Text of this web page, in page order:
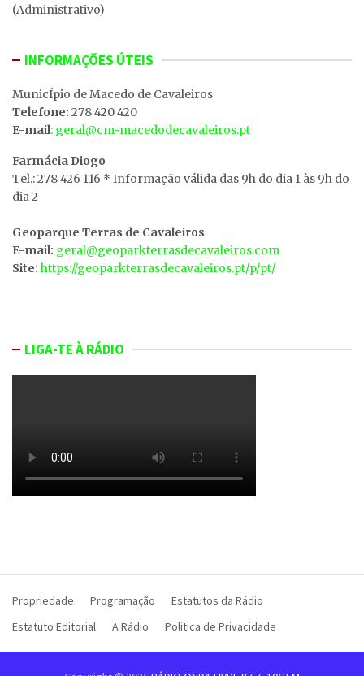
(Administrativo)
INFORMAÇÕES ÚTEIS
MunicÍpio de Macedo de Cavaleiros
Telefone: 278 420 420
E-mail: geral@cm-macedodecavaleiros.pt
Farmácia Diogo
Tel.: 278 426 116 * Informação válida das 9h do dia 1 às 9h do
dia 2
Geoparque Terras de Cavaleiros
E-mail: geral@geoparkterrasdecavaleiros.com
Site: https://geoparkterrasdecavaleiros.pt/p/pt/
LIGA-TE À RÁDIO
Propriedade Programação
Estatutos da Rádio
Estatuto Editorial
A Rádio Politica de Privacidade